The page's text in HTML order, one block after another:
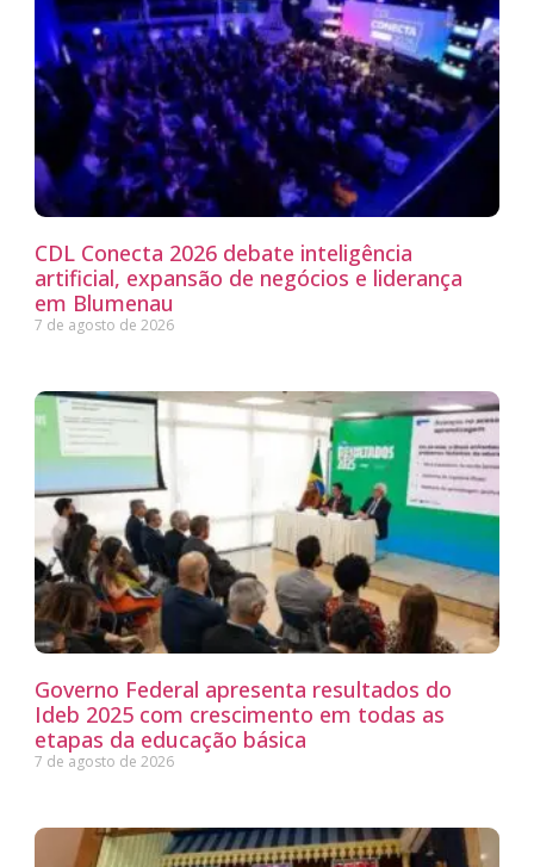
CDL Conecta 2026 debate inteligência
artificial, expansão de negócios e liderança
em Blumenau
7 de agosto de 2026
Governo Federal apresenta resultados do
Ideb 2025 com crescimento em todas as
etapas da educação básica
7 de agosto de 2026